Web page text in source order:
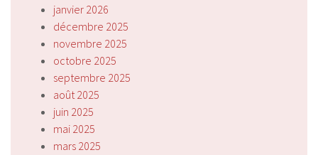
janvier 2026
décembre 2025
novembre 2025
octobre 2025
septembre 2025
août 2025
juin 2025
mai 2025
mars 2025